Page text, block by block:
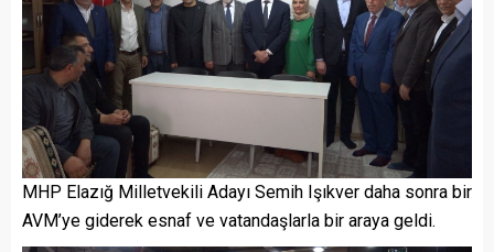
MHP Elazığ Milletvekili Adayı Semih Işıkver daha sonra bir
AVM’ye giderek esnaf ve vatandaşlarla bir araya geldi.